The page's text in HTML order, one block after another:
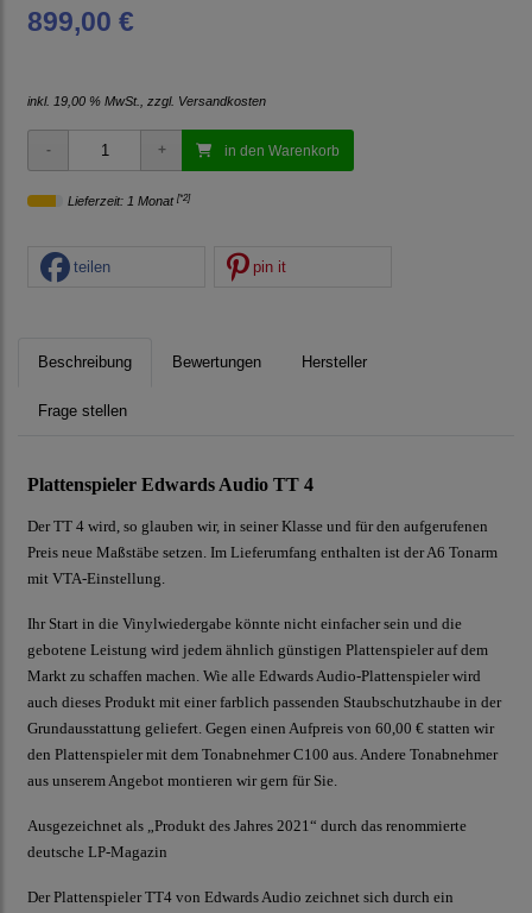
899,00 €
inkl. 19,00 % MwSt., zzgl. Versandkosten
in den Warenkorb
Lieferzeit: 1 Monat [*2]
teilen pin it
Beschreibung Bewertungen Hersteller
Frage stellen
Plattenspieler Edwards Audio TT 4
Der TT 4 wird, so glauben wir, in seiner Klasse und für den aufgerufenen
Preis neue Maßstäbe setzen. Im Lieferumfang enthalten ist der A6 Tonarm
mit VTA-Einstellung.
Ihr Start in die Vinylwiedergabe könnte nicht einfacher sein und die
gebotene Leistung wird jedem ähnlich günstigen Plattenspieler auf dem
Markt zu schaffen machen. Wie alle Edwards Audio-Plattenspieler wird
auch dieses Produkt mit einer farblich passenden Staubschutzhaube in der
Grundausstattung geliefert. Gegen einen Aufpreis von 60,00 € statten wir
den Plattenspieler mit dem Tonabnehmer C100 aus. Andere Tonabnehmer
aus unserem Angebot montieren wir gern für Sie.
Ausgezeichnet als „Produkt des Jahres 2021“ durch das renommierte
deutsche LP-Magazin
Der Plattenspieler TT4 von Edwards Audio zeichnet sich durch ein